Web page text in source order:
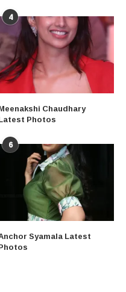
4
Chaudhary
Photos
6
Syamala Latest